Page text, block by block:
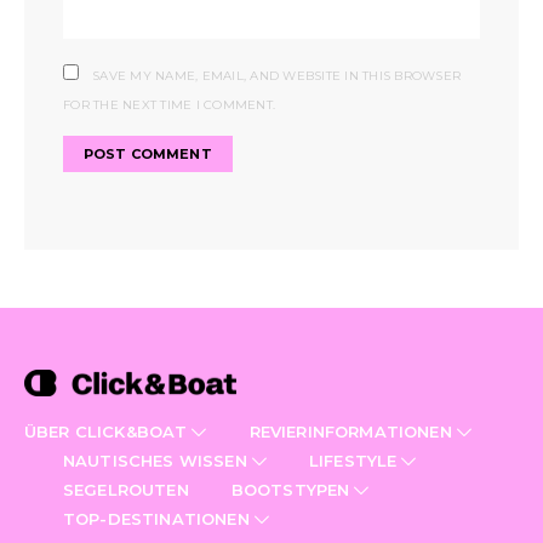
SAVE MY NAME, EMAIL, AND WEBSITE IN THIS BROWSER
FOR THE NEXT TIME I COMMENT.
ÜBER CLICK&BOAT
REVIERINFORMATIONEN
NAUTISCHES WISSEN
LIFESTYLE
SEGELROUTEN
BOOTSTYPEN
TOP-DESTINATIONEN